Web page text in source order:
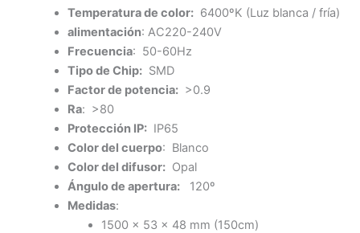
Temperatura de color:6400ºK (Luz blanca / fría)
alimentación: AC220-240V
Frecuencia: 50-60Hz
Tipo de Chip:SMD
Factor de potencia:>0.9
Ra: >80
Protección IP:IP65
Color del cuerpo: Blanco
Color del difusor:Opal
Ángulo de apertura:120º
Medidas:
1500 x 53 x 48 mm (150cm)